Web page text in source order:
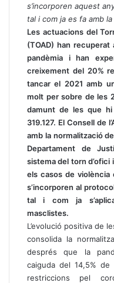
s’incorporen aquest
tal i com ja es fa amb
Les actuacions del
(TOAD) han recuperat
pandèmia i han
creixement del 20%
tancar el 2021 amb
molt per sobre de les
damunt de les que
319.127. El Consell de
amb la normalització
Departament de
sistema del torn d’ofici
els casos de violència
s’incorporen al
tal i com ja
masclistes.
L’evolució positiva de
consolida la
després que la
caiguda del 14,5%
restriccions pel